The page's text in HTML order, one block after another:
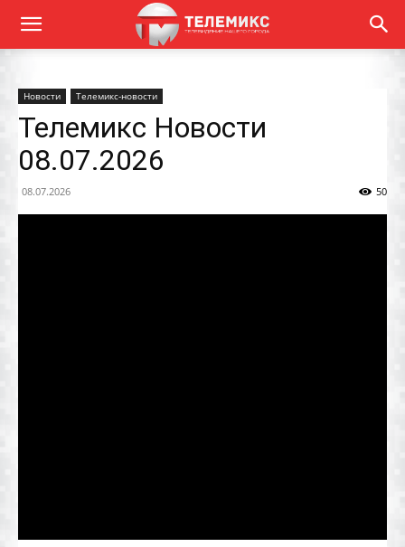
Новости Телемикс-новости
Телемикс Новости
08.07.2026
08.07.2026 50